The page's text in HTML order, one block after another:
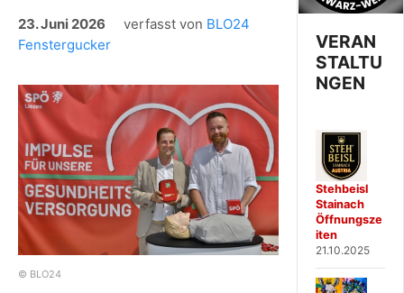
23. Juni 2026 verfasst von BLO24
Fenstergucker
© BLO24
VERAN
STALTU
NGEN
Stehbeisl
Stainach
Öffnungsze
iten
21.10.2025